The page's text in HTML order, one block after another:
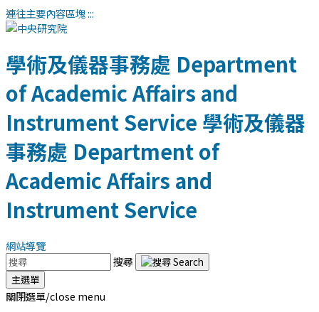
連往主要內容區塊:::
學術及儀器事務處 Department
of Academic Affairs and
Instrument Service 學術及儀器
事務處 Department of
Academic Affairs and
Instrument Service
網站導覽
搜尋
主選單
關閉選單/close menu